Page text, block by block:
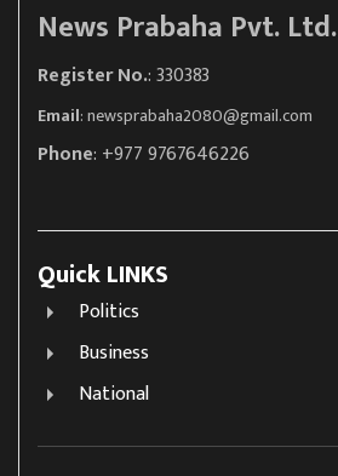
News Prabaha Pvt. Ltd.
Register No.: 330383
Email:newsprabaha2080@gmail.com
Phone: +977 9767646226
Quick LINKS
Politics
Business
National